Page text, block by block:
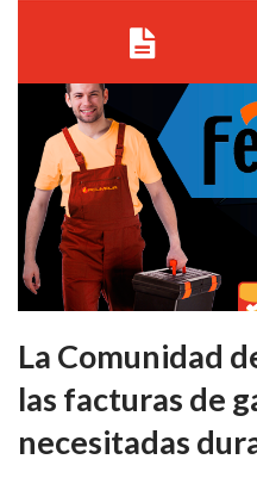
La Comunidad
las facturas de
necesitadas